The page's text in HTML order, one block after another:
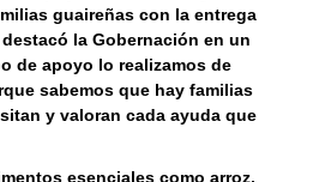
guaireñas con la entrega
la Gobernación en un
de apoyo lo realizamos de
sabemos que hay familias
y valoran cada ayuda que
esenciales como arroz,